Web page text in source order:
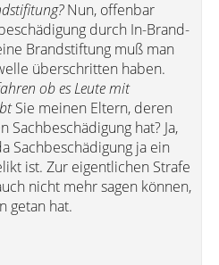
Nun, offenbar
durch In-Brand-
Brandstiftung muß man
überschritten haben.
ob es Leute mit
Sie meinen Eltern, deren
Sachbeschädigung hat? Ja,
Sachbeschädigung ja ein
ist. Zur eigentlichen Strafe
nicht mehr sagen können,
getan hat.